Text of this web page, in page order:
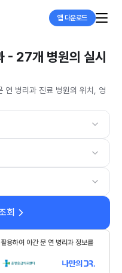
앱 다운로드
- 27개 병원의 실시
연 병리과 진료 병원의 위치, 영
회
용하여 야간 문 연 병리과 정보를